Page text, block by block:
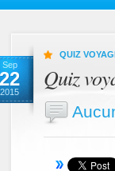
Sep
22
2015
QUIZ
Quiz